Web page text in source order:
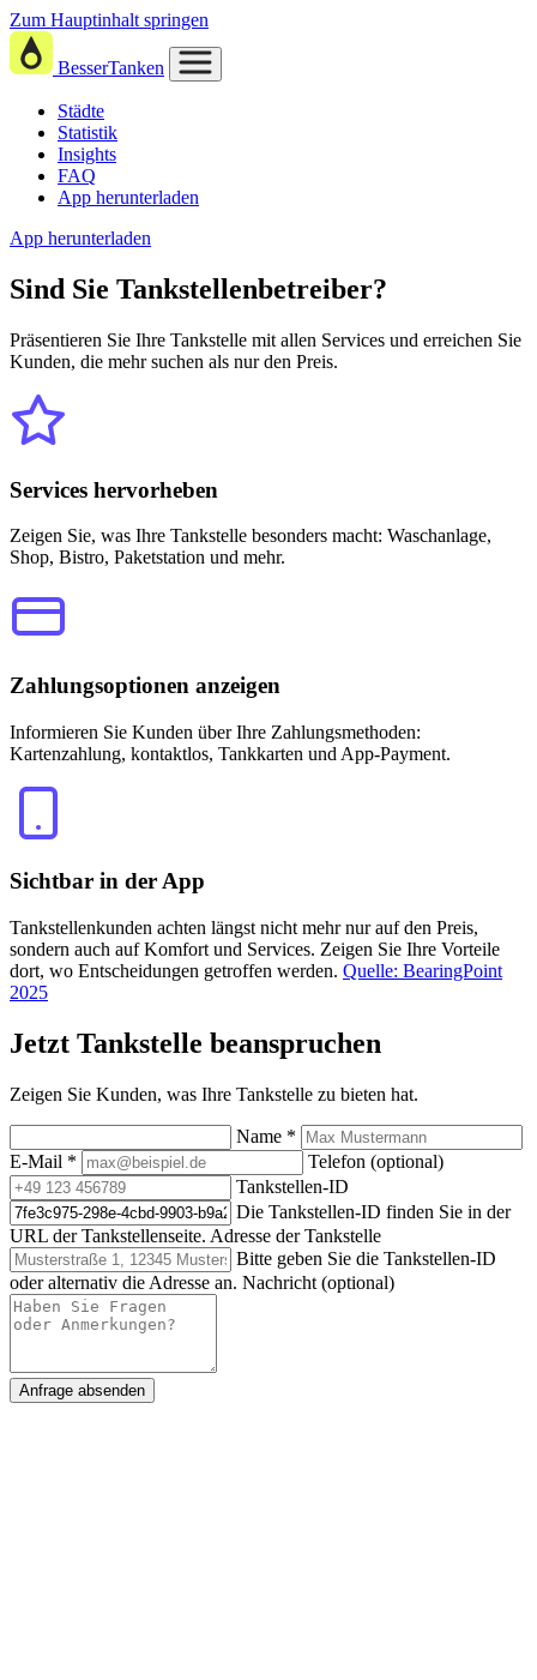
Zum Hauptinhalt springen
BesserTanken
Städte
Statistik
Insights
FAQ
App herunterladen
App herunterladen
Sind Sie Tankstellenbetreiber?
Präsentieren Sie Ihre Tankstelle mit allen Services und erreichen Sie
Kunden, die mehr suchen als nur den Preis.
Services hervorheben
Zeigen Sie, was Ihre Tankstelle besonders macht: Waschanlage,
Shop, Bistro, Paketstation und mehr.
Zahlungsoptionen anzeigen
Informieren Sie Kunden über Ihre Zahlungsmethoden:
Kartenzahlung, kontaktlos, Tankkarten und App-Payment.
Sichtbar in der App
Tankstellenkunden achten längst nicht mehr nur auf den Preis,
sondern auch auf Komfort und Services. Zeigen Sie Ihre Vorteile
dort, wo Entscheidungen getroffen werden. Quelle: BearingPoint
2025
Jetzt Tankstelle beanspruchen
Zeigen Sie Kunden, was Ihre Tankstelle zu bieten hat.
Name *
E-Mail *
Telefon (optional)
Tankstellen-ID
Die Tankstellen-ID finden Sie in der
URL der Tankstellenseite. Adresse der Tankstelle
Bitte geben Sie die Tankstellen-ID
oder alternativ die Adresse an. Nachricht (optional)
Anfrage absenden